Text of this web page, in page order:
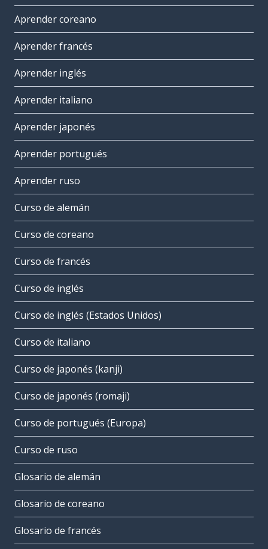
Aprender coreano
Aprender francés
Aprender inglés
Aprender italiano
Aprender japonés
Aprender portugués
Aprender ruso
Curso de alemán
Curso de coreano
Curso de francés
Curso de inglés
Curso de inglés (Estados Unidos)
Curso de italiano
Curso de japonés (kanji)
Curso de japonés (romaji)
Curso de portugués (Europa)
Curso de ruso
Glosario de alemán
Glosario de coreano
Glosario de francés